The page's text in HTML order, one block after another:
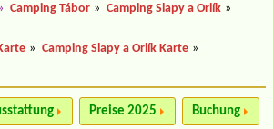
Camping Tábor » Camping Slapy a Orlík »
» Camping Slapy a Orlík Karte »
Preise 2025 Buchung